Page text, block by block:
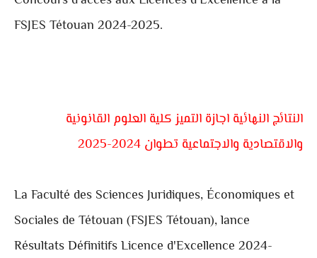
FSJES Tétouan 2024-2025.
النتائج النهائية اجازة التميز كلية العلوم القانونية
والاقتصادية والاجتماعية تطوان 2024-2025
La Faculté des Sciences Juridiques, Économiques et
Sociales de Tétouan (FSJES Tétouan), lance
Résultats Définitifs Licence d'Excellence 2024-